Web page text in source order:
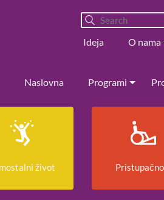
Ideja O nama
Naslovna Programi
život